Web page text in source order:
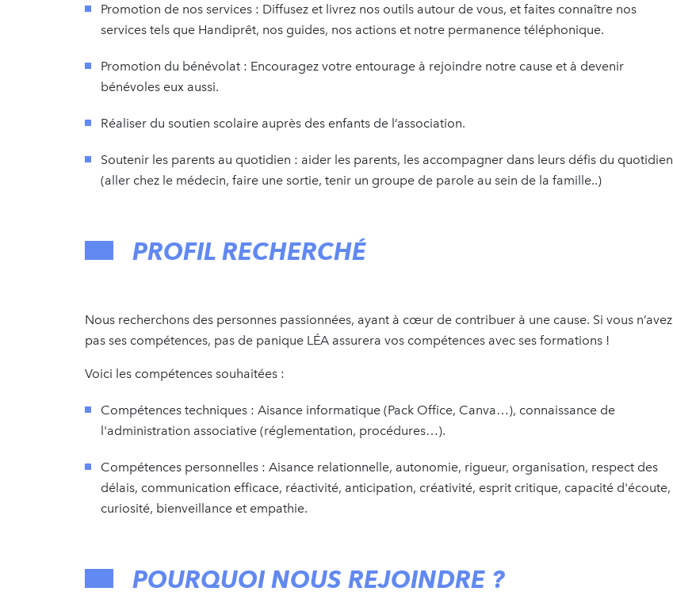
Promotion de nos services : Diffusez et livrez nos outils autour de vous, et faites connaître nos
services tels que Handiprêt, nos guides, nos actions et notre permanence téléphonique.
Promotion du bénévolat : Encouragez votre entourage à rejoindre notre cause et à devenir
bénévoles eux aussi.
Réaliser du soutien scolaire auprès des enfants de l’association.
Soutenir les parents au quotidien : aider les parents, les accompagner dans leurs défis du quotidien
(aller chez le médecin, faire une sortie, tenir un groupe de parole au sein de la famille..)
PROFIL RECHERCHÉ
Nous recherchons des personnes passionnées, ayant à cœur de contribuer à une cause. Si vous n’avez
pas ses compétences, pas de panique LÉA assurera vos compétences avec ses formations !
Voici les compétences souhaitées :
Compétences techniques : Aisance informatique (Pack Office, Canva…), connaissance de
l'administration associative (réglementation, procédures…).
Compétences personnelles : Aisance relationnelle, autonomie, rigueur, organisation, respect des
délais, communication efficace, réactivité, anticipation, créativité, esprit critique, capacité d'écoute,
curiosité, bienveillance et empathie.
POURQUOI NOUS REJOINDRE ?